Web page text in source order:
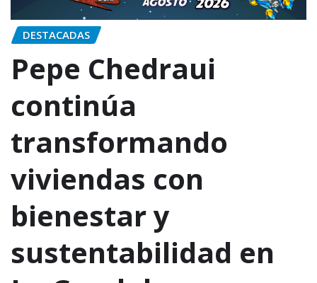
DESTACADAS
Pepe Chedraui
continúa
transformando
viviendas con
bienestar y
sustentabilidad en